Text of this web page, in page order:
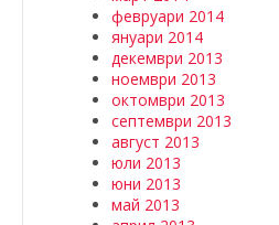
февруари 2014
януари 2014
декември 2013
ноември 2013
октомври 2013
септември 2013
август 2013
юли 2013
юни 2013
май 2013